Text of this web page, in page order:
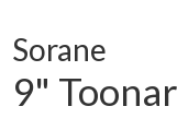
Sorane
9"